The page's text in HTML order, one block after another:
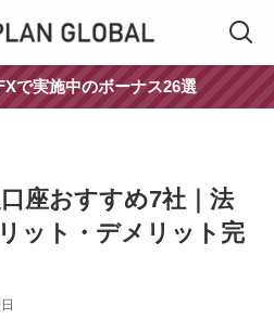
で実施中のボーナス26選
座おすすめ7社｜法
ット・デメリット完